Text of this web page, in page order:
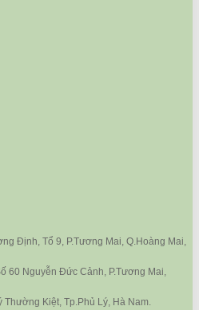
Định, Tổ 9, P.Tương Mai, Q.Hoàng Mai,
60 Nguyễn Đức Cảnh, P.Tương Mai,
Kiệt, Tp.Phủ Lý, Hà Nam.